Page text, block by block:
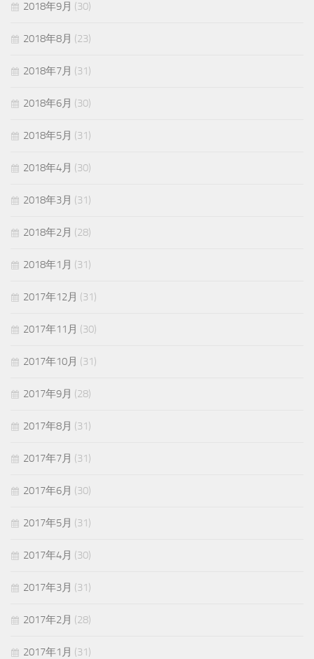
2018年9月 (30)
2018年8月 (23)
2018年7月 (31)
2018年6月 (30)
2018年5月 (31)
2018年4月 (30)
2018年3月 (31)
2018年2月 (28)
2018年1月 (31)
2017年12月 (31)
2017年11月 (30)
2017年10月 (31)
2017年9月 (28)
2017年8月 (31)
2017年7月 (31)
2017年6月 (30)
2017年5月 (31)
2017年4月 (30)
2017年3月 (31)
2017年2月 (28)
2017年1月 (31)